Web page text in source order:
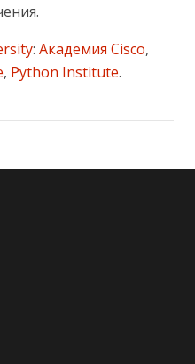
: Академия Cisco,
, Python Institute.